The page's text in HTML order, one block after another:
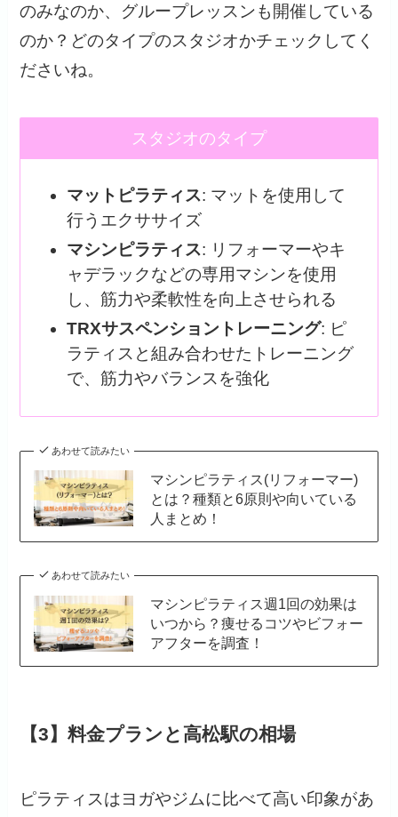
のみなのか、グループレッスンも開催している
のか？どのタイプのスタジオかチェックしてく
ださいね。
スタジオのタイプ
マットピラティス: マットを使用して
行うエクササイズ
マシンピラティス: リフォーマーやキ
ャデラックなどの専用マシンを使用
し、筋力や柔軟性を向上させられる
TRXサスペンショントレーニング: ピ
ラティスと組み合わせたトレーニング
で、筋力やバランスを強化
あわせて読みたい
マシンピラティス(リフォーマー)
とは？種類と6原則や向いている
人まとめ！
あわせて読みたい
マシンピラティス週1回の効果は
いつから？痩せるコツやビフォー
アフターを調査！
【3】料金プランと高松駅の相場
ピラティスはヨガやジムに比べて高い印象があ